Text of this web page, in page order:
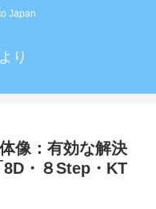
Japan
り
像：有効な解決
・８Step・KT